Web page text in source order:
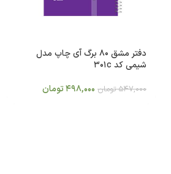
دفتر مشق 80 برگ آی چاپ مدل
شیمی کد 301c
547,000 تومان 498,000تومان